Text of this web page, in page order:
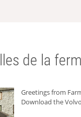
de la
Greetings from
Download the